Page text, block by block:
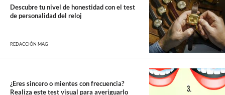
Descubre tu nivel de honestidad con el test
de personalidad del reloj
REDACCIÓN MAG
¿Eres sincero o mientes con frecuencia?
Realiza este test visual para averiguarlo